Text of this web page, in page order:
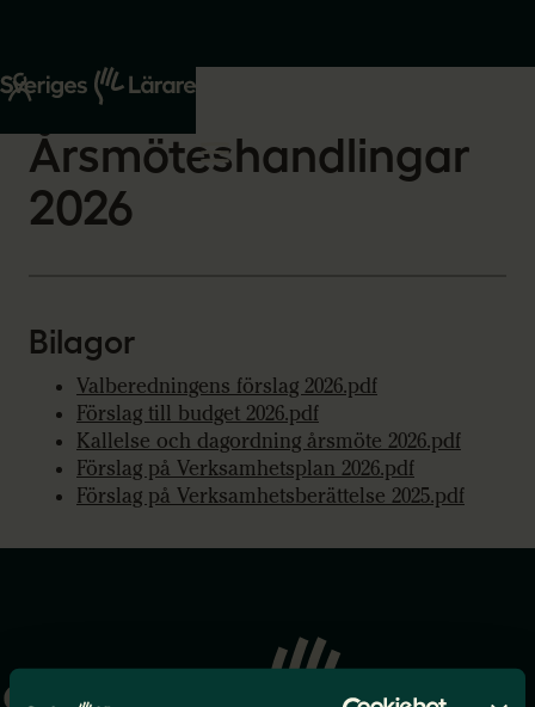
Start
Om oss
2026-03-04
Årsmöteshandlingar
2026
Bilagor
Valberedningens förslag 2026.pdf
Förslag till budget 2026.pdf
Kallelse och dagordning årsmöte 2026.pdf
Förslag på Verksamhetsplan 2026.pdf
Förslag på Verksamhetsberättelse 2025.pdf
till
startsidan